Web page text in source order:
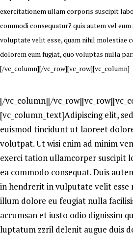
exercitationem ullam corporis suscipit
commodi consequatur? quis autem vel
voluptate velit esse, quam nihil molestiae
dolorem eum fugiat, quo voluptas nulla
[/vc_column][/vc_row][vc_row][vc_column]
[/vc_column][/
[vc_column_text]Adipiscing elit,
euismod tincidunt ut laoreet
volutpat. Ut wisi enim ad minim
exerci tation ullamcorper suscipit
ea commodo consequat. Duis
in hendrerit in vulputate velit esse
illum dolore eu feugiat nulla
accumsan et iusto odio dignissim
luptatum zzril delenit augue duis